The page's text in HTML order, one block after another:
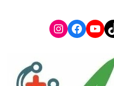
Instagram